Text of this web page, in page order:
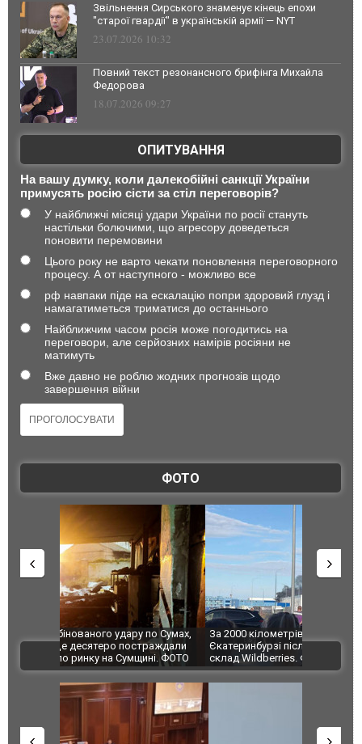
Звільнення Сирського знаменує кінець епохи
"старої гвардії" в українській армії — NYT
23.07.2026 10:32
Повний текст резонансного брифінга Михайла
Федорова
18.07.2026 09:27
ОПИТУВАННЯ
На вашу думку, коли далекобійні санкції України
примусять росію сісти за стіл переговорів?
У найближчі місяці удари України по росії стануть
настільки болючими, що агресору доведеться
поновити перемовини
Цього року не варто чекати поновлення переговорного
процесу. А от наступного - можливо все
рф навпаки піде на ескалацію попри здоровий глузд і
намагатиметься триматися до останнього
Найближчим часом росія може погодитись на
переговори, але серйозних намірів росіяни не
матимуть
Вже давно не роблю жодних прогнозів щодо
завершення війни
ФОТО
За 2000 кілометрів від кордону з Україною: в
Єкатеринбурзі після атаки дронів загорівся
склад Wildberries. ФОТО. ВІДЕО
"Мої
ВІДЕО